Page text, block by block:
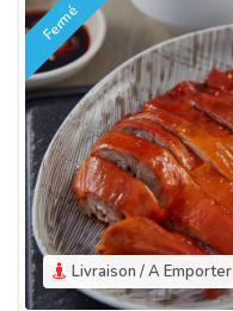
Livraison / A Emporter
Fermé